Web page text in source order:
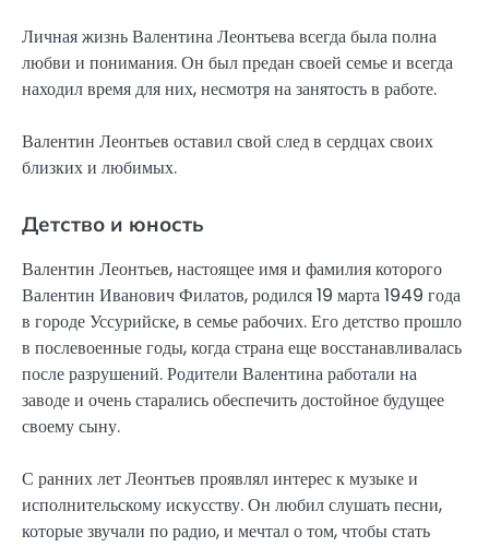
Личная жизнь Валентина Леонтьева всегда была полна
любви и понимания. Он был предан своей семье и всегда
находил время для них, несмотря на занятость в работе.
Валентин Леонтьев оставил свой след в сердцах своих
близких и любимых.
Детство и юность
Валентин Леонтьев, настоящее имя и фамилия которого
Валентин Иванович Филатов, родился 19 марта 1949 года
в городе Уссурийске, в семье рабочих. Его детство прошло
в послевоенные годы, когда страна еще восстанавливалась
после разрушений. Родители Валентина работали на
заводе и очень старались обеспечить достойное будущее
своему сыну.
С ранних лет Леонтьев проявлял интерес к музыке и
исполнительскому искусству. Он любил слушать песни,
которые звучали по радио, и мечтал о том, чтобы стать